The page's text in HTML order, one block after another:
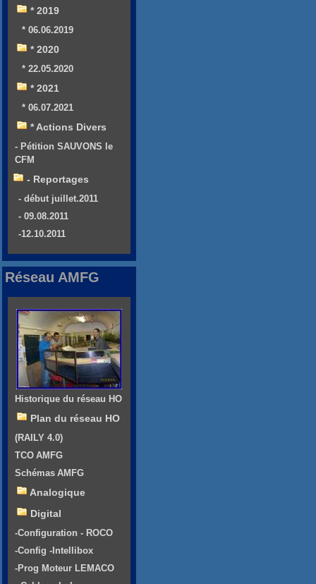
* 2019
* 06.06.2019
* 2020
* 22.05.2020
* 2021
* 06.07.2021
* Actions Divers
- Pétition SAUVONS le
CFM
- Reportages
- début juillet.2011
- 09.08.2011
-12.10.2011
Réseau AMFG
Historique du réseau HO
Plan du réseau HO
(RAILY 4.0)
TCO AMFG
Schémas AMFG
Analogique
Digital
-Configuration - ROCO
-Config -Intellibox
-Prog Moteur LEMACO